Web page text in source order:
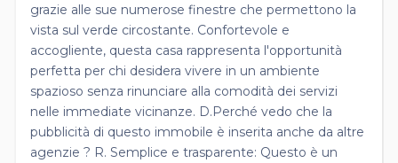
grazie alle sue numerose finestre che permettono la
vista sul verde circostante. Confortevole e
accogliente, questa casa rappresenta l'opportunità
perfetta per chi desidera vivere in un ambiente
spazioso senza rinunciare alla comodità dei servizi
nelle immediate vicinanze. D.Perché vedo che la
pubblicità di questo immobile è inserita anche da altre
agenzie ? R. Semplice e trasparente: Questo è un